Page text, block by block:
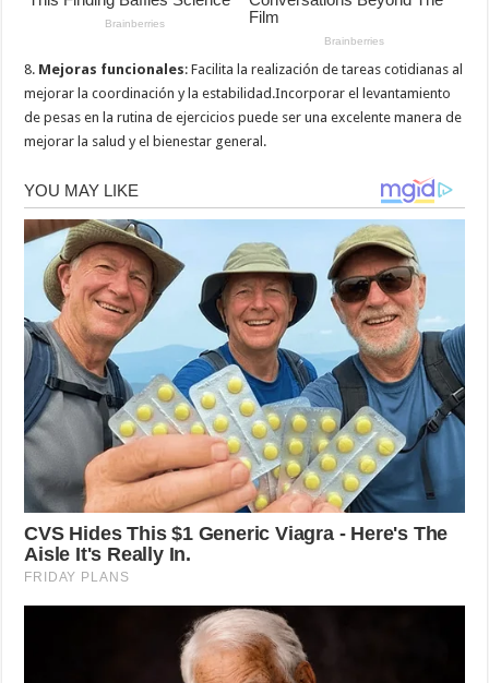
8. Mejoras funcionales: Facilita la realización de tareas cotidianas al
mejorar la coordinación y la estabilidad.Incorporar el levantamiento
de pesas en la rutina de ejercicios puede ser una excelente manera de
mejorar la salud y el bienestar general.